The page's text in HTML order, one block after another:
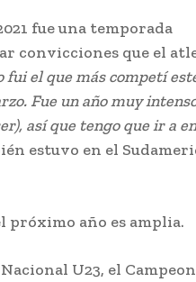
fue una temporada
convicciones que el
fui el que más competí
Fue un año muy
así que tengo que ir a
estuvo en el
año es amplia.
U23, el